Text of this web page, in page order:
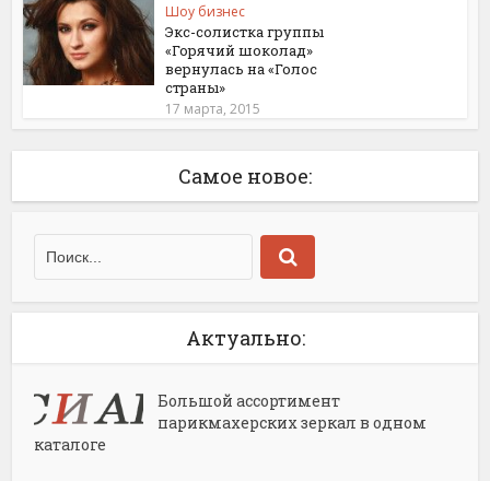
Шоу бизнес
Экс-солистка группы
«Горячий шоколад»
вернулась на «Голос
страны»
17 марта, 2015
Самое новое:
Актуально:
Большой ассортимент
парикмахерских зеркал в одном
каталоге